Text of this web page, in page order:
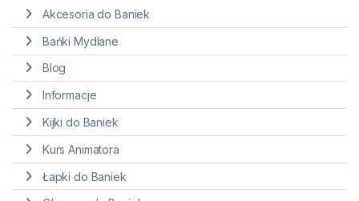
Akcesoria do Baniek
Bańki Mydlane
Blog
Informacje
Kijki do Baniek
Kurs Animatora
Łapki do Baniek